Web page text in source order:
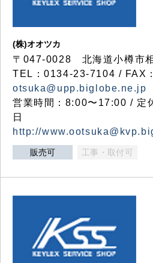
(株)オオツカ
〒047-0028 北海道小樽市
TEL：0134-23-7104 / FAX
otsuka@upp.biglobe.ne.jp
営業時間：8:00〜17:00 / 定
日
http://
販売可 工事・取付可